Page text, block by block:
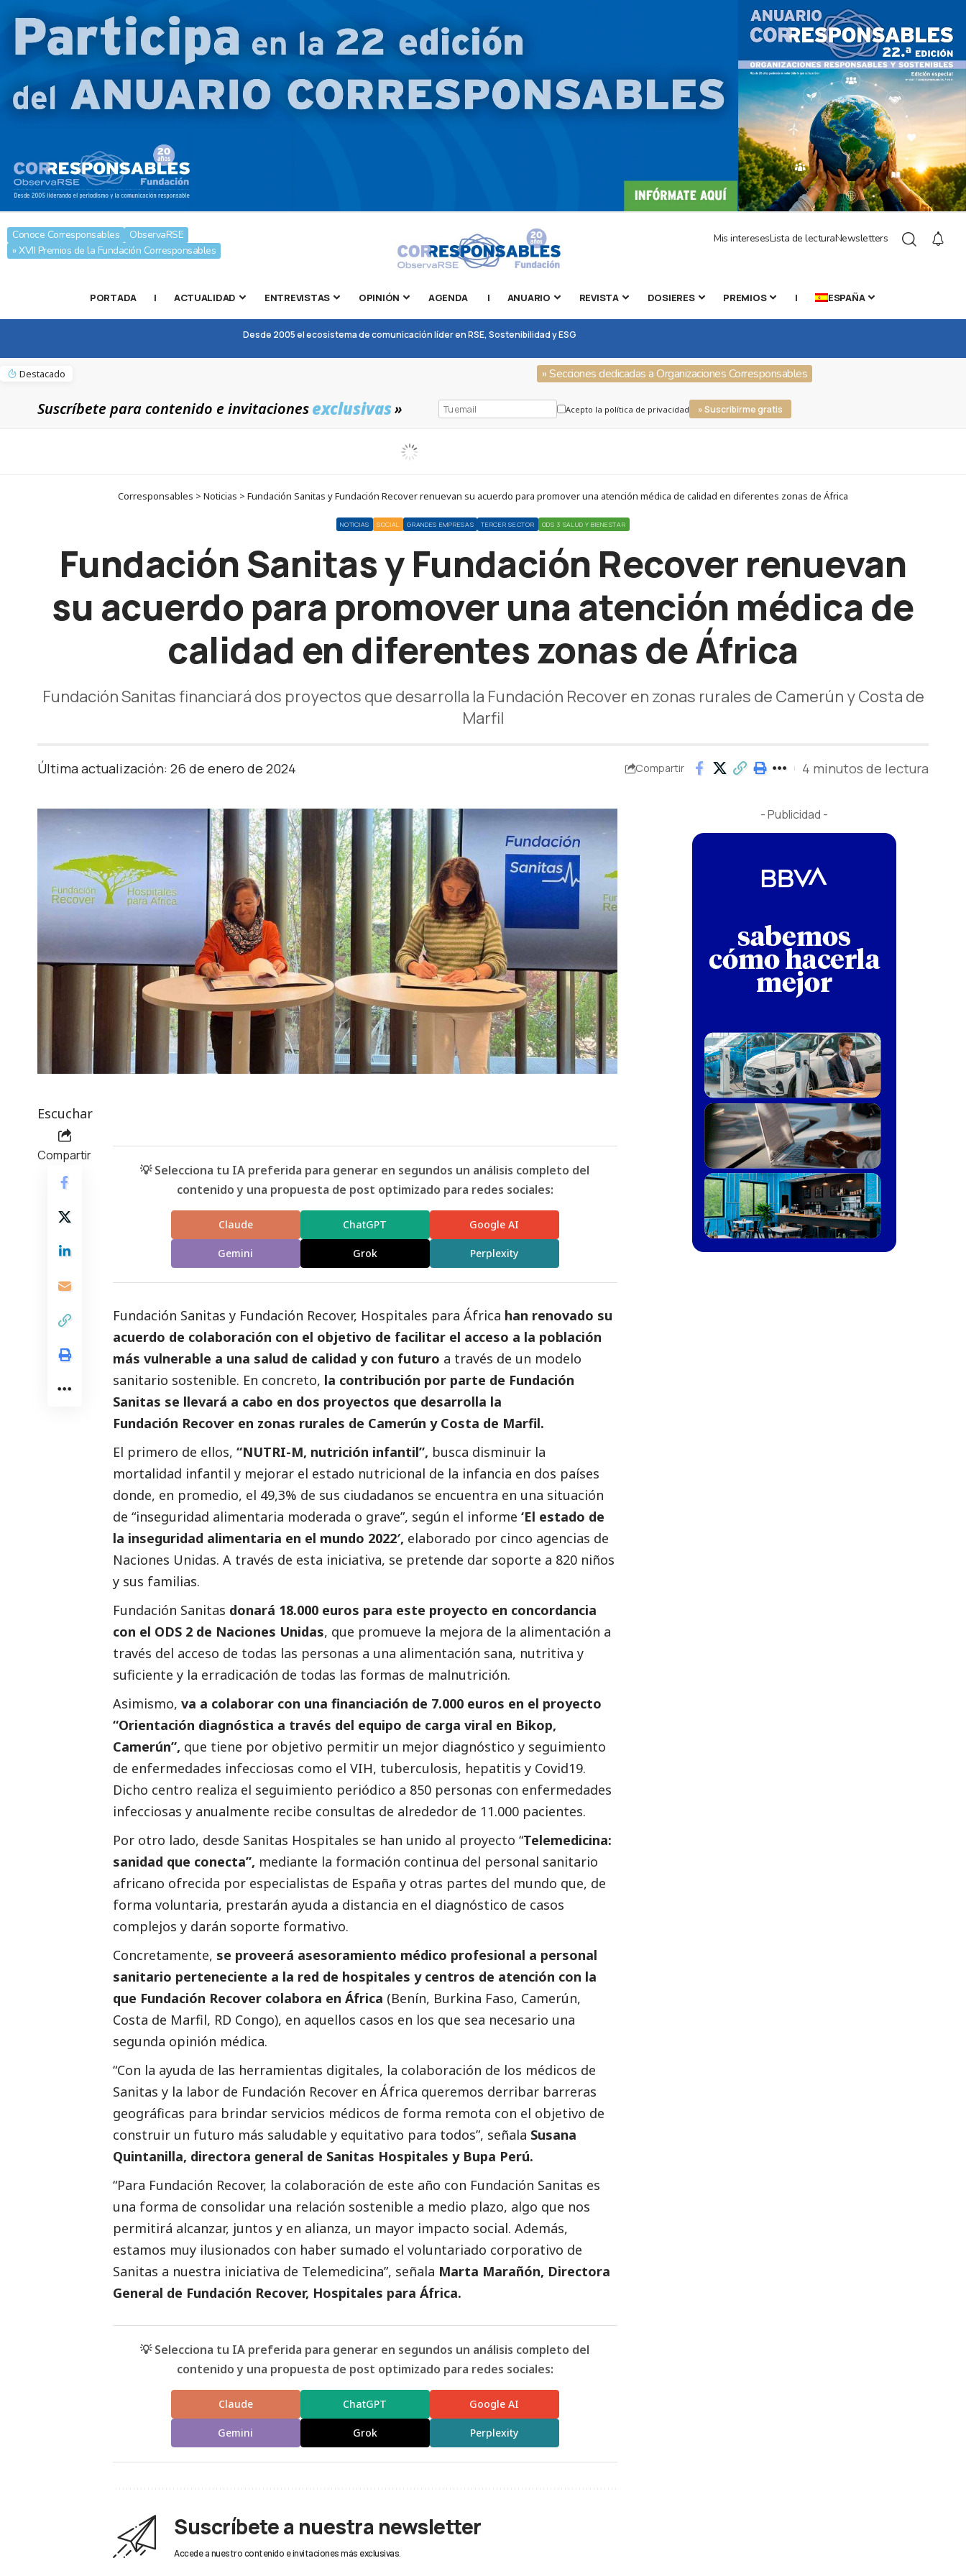
Conoce Corresponsables
ObservaRSE
» XVII Premios de la Fundación Corresponsables
Mis interesesLista de lecturaNewsletters
PORTADA | ACTUALIDAD ENTREVISTAS OPINIÓN AGENDA | ANUARIO REVISTA DOSIERES PREMIOS | ESPAÑA
Desde 2005 el ecosistema de comunicación líder en RSE, Sostenibilidad y ESG
Destacado » Secciones dedicadas a Organizaciones Corresponsables
Suscríbete para contenido e invitacionesexclusivas» Acepto la política de privacidad » Suscribirme gratis
Corresponsables > Noticias > Fundación Sanitas y Fundación Recover renuevan su acuerdo para promover una atención médica de calidad en diferentes zonas de África
NOTICIAS SOCIAL GRANDES EMPRESAS TERCER SECTOR ODS 3 SALUD Y BIENESTAR
Fundación Sanitas y Fundación Recover renuevan
su acuerdo para promover una atención médica de
calidad en diferentes zonas de África
Fundación Sanitas financiará dos proyectos que desarrolla la Fundación Recover en zonas rurales de Camerún y Costa de
Marfil
Última actualización: 26 de enero de 2024 Compartir 4 minutos de lectura
Escuchar
Compartir
💡 Selecciona tu IA preferida para generar en segundos un análisis completo del
contenido y una propuesta de post optimizado para redes sociales:
Claude ChatGPT Google AI
Gemini Grok Perplexity
Fundación Sanitas y Fundación Recover, Hospitales para África han renovado su
acuerdo de colaboración con el objetivo de facilitar el acceso a la población
más vulnerable a una salud de calidad y con futuro a través de un modelo
sanitario sostenible. En concreto, la contribución por parte de Fundación
Sanitas se llevará a cabo en dos proyectos que desarrolla la
Fundación Recover en zonas rurales de Camerún y Costa de Marfil.
El primero de ellos, “NUTRI-M, nutrición infantil”, busca disminuir la
mortalidad infantil y mejorar el estado nutricional de la infancia en dos países
donde, en promedio, el 49,3% de sus ciudadanos se encuentra en una situación
de “inseguridad alimentaria moderada o grave”, según el informe ‘El estado de
la inseguridad alimentaria en el mundo 2022′, elaborado por cinco agencias de
Naciones Unidas. A través de esta iniciativa, se pretende dar soporte a 820 niños
y sus familias.
Fundación Sanitas donará 18.000 euros para este proyecto en concordancia
con el ODS 2 de Naciones Unidas, que promueve la mejora de la alimentación a
través del acceso de todas las personas a una alimentación sana, nutritiva y
suficiente y la erradicación de todas las formas de malnutrición.
Asimismo, va a colaborar con una financiación de 7.000 euros en el proyecto
“Orientación diagnóstica a través del equipo de carga viral en Bikop,
Camerún”, que tiene por objetivo permitir un mejor diagnóstico y seguimiento
de enfermedades infecciosas como el VIH, tuberculosis, hepatitis y Covid19.
Dicho centro realiza el seguimiento periódico a 850 personas con enfermedades
infecciosas y anualmente recibe consultas de alrededor de 11.000 pacientes.
Por otro lado, desde Sanitas Hospitales se han unido al proyecto “Telemedicina:
sanidad que conecta”, mediante la formación continua del personal sanitario
africano ofrecida por especialistas de España y otras partes del mundo que, de
forma voluntaria, prestarán ayuda a distancia en el diagnóstico de casos
complejos y darán soporte formativo.
Concretamente, se proveerá asesoramiento médico profesional a personal
sanitario perteneciente a la red de hospitales y centros de atención con la
que Fundación Recover colabora en África (Benín, Burkina Faso, Camerún,
Costa de Marfil, RD Congo), en aquellos casos en los que sea necesario una
segunda opinión médica.
“Con la ayuda de las herramientas digitales, la colaboración de los médicos de
Sanitas y la labor de Fundación Recover en África queremos derribar barreras
geográficas para brindar servicios médicos de forma remota con el objetivo de
construir un futuro más saludable y equitativo para todos”, señala Susana
Quintanilla, directora general de Sanitas Hospitales y Bupa Perú.
“Para Fundación Recover, la colaboración de este año con Fundación Sanitas es
una forma de consolidar una relación sostenible a medio plazo, algo que nos
permitirá alcanzar, juntos y en alianza, un mayor impacto social. Además,
estamos muy ilusionados con haber sumado el voluntariado corporativo de
Sanitas a nuestra iniciativa de Telemedicina”, señala Marta Marañón, Directora
General de Fundación Recover, Hospitales para África.
💡 Selecciona tu IA preferida para generar en segundos un análisis completo del
contenido y una propuesta de post optimizado para redes sociales:
Claude ChatGPT Google AI
Gemini Grok Perplexity
Suscríbete a nuestra newsletter
Accede a nuestro contenido e invitaciones más exclusivas.
- Publicidad -